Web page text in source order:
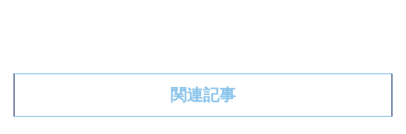
関連記事